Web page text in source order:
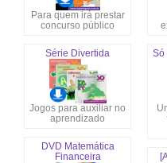
Para quem irá prestar
concurso público
Série Divertida
Jogos para auxiliar no
aprendizado
Só
DVD Matemática
Financeira